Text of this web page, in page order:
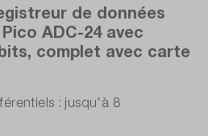
de données
ADC-24 avec
complet avec carte
: jusqu'à 8